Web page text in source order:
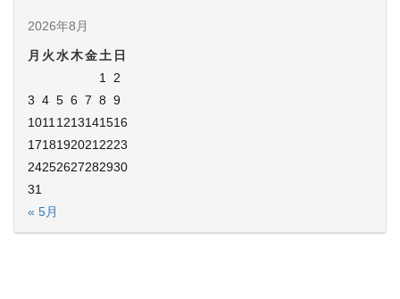
2026年8月
月 火水木金土 日
« 5月
1
2
3 4 5 6 7 8 9
1011 1213141516
1718192021 2223
24252627282930
31